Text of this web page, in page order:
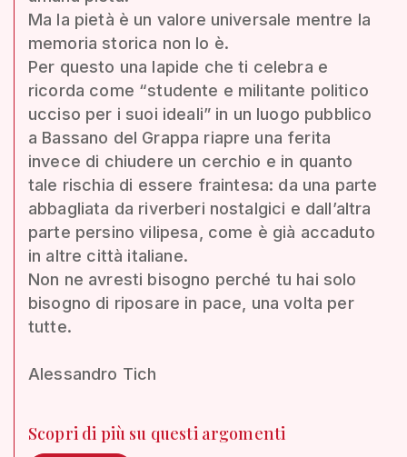
Ma la pietà è un valore universale mentre la
memoria storica non lo è.
Per questo una lapide che ti celebra e
ricorda come “studente e militante politico
ucciso per i suoi ideali” in un luogo pubblico
a Bassano del Grappa riapre una ferita
invece di chiudere un cerchio e in quanto
tale rischia di essere fraintesa: da una parte
abbagliata da riverberi nostalgici e dall’altra
parte persino vilipesa, come è già accaduto
in altre città italiane.
Non ne avresti bisogno perché tu hai solo
bisogno di riposare in pace, una volta per
tutte.
Alessandro Tich
Scopri di più su questi argomenti